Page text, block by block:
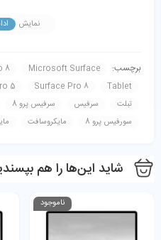
نمایش
برچسب: 8
Microsoft Surface
5 Surface Pro 8 Tablet
تبلت
سرفیس سرفیس پرو 8
سورفیس پرو 8
مایکروسافت
شاید این‌ها را هم
ناموجود